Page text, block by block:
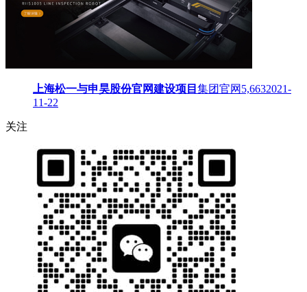
上海松一与申昊股份官网建设项目 集团官网 5,6632021-
11-22
关注